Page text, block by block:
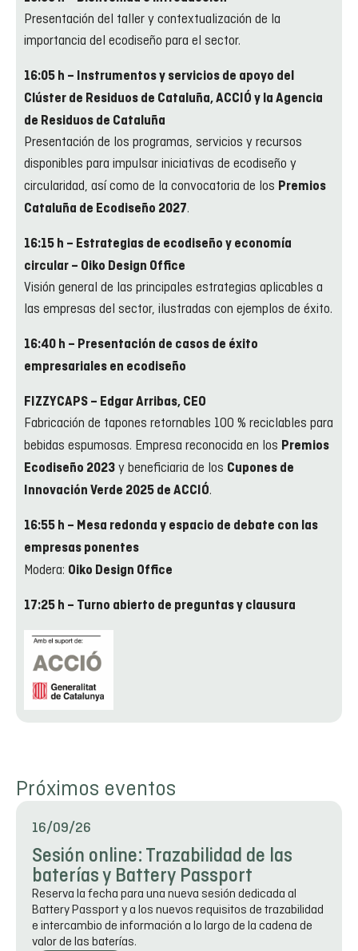
Presentación del taller y contextualización de la
importancia del ecodiseño para el sector.
16:05 h – Instrumentos y servicios de apoyo del
Clúster de Residuos de Cataluña, ACCIÓ y la Agencia
de Residuos de Cataluña
Presentación de los programas, servicios y recursos
disponibles para impulsar iniciativas de ecodiseño y
circularidad, así como de la convocatoria de los Premios
Cataluña de Ecodiseño 2027.
16:15 h – Estrategias de ecodiseño y economía
circular – Oiko Design Office
Visión general de las principales estrategias aplicables a
las empresas del sector, ilustradas con ejemplos de éxito.
16:40 h – Presentación de casos de éxito
empresariales en ecodiseño
FIZZYCAPS – Edgar Arribas, CEO
Fabricación de tapones retornables 100 % reciclables para
bebidas espumosas. Empresa reconocida en los Premios
Ecodiseño 2023 y beneficiaria de los Cupones de
Innovación Verde 2025 de ACCIÓ.
16:55 h – Mesa redonda y espacio de debate con las
empresas ponentes
Modera: Oiko Design Office
17:25 h – Turno abierto de preguntas y clausura
Próximos eventos
16/09/26
Sesión online: Trazabilidad de las
baterías y Battery Passport
Reserva la fecha para una nueva sesión dedicada al
Battery Passport y a los nuevos requisitos de trazabilidad
e intercambio de información a lo largo de la cadena de
valor de las baterías.